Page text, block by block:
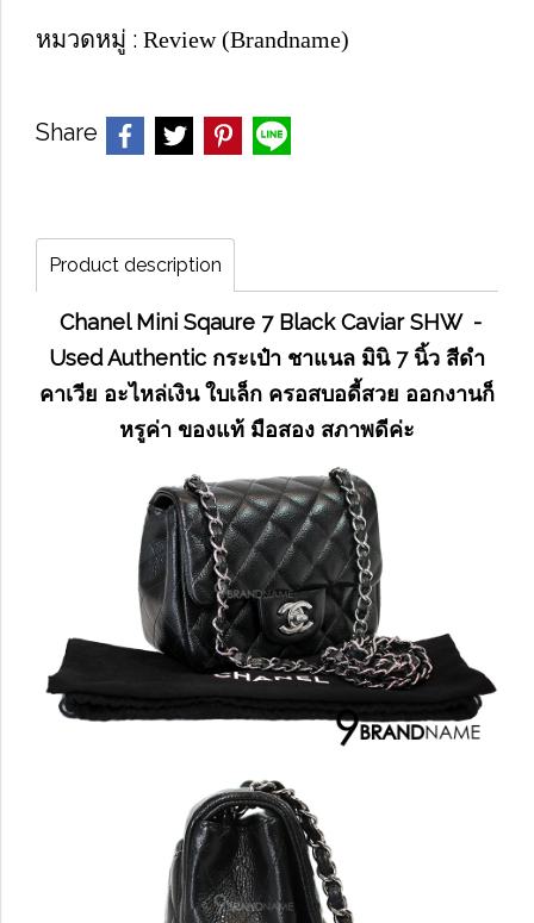
หมวดหมู่ : Review (Brandname)
Share
Product description
Chanel Mini Sqaure 7 Black Caviar SHW -
Used Authentic กระเป๋า ชาแนล มินิ 7 นิ้ว สีดำ
คาเวีย อะไหล่เงิน ใบเล็ก ครอสบอดี้สวย ออกงานก็
หรูค่า ของแท้ มือสอง สภาพดีค่ะ